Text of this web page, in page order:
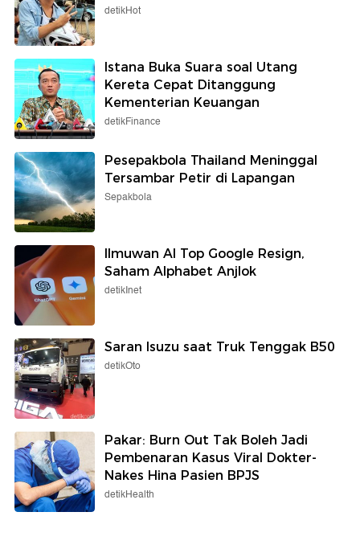
detikHot
Istana Buka Suara soal Utang
Kereta Cepat Ditanggung
Kementerian Keuangan
detikFinance
Pesepakbola Thailand Meninggal
Tersambar Petir di Lapangan
Sepakbola
Ilmuwan AI Top Google Resign,
Saham Alphabet Anjlok
detikInet
Saran Isuzu saat Truk Tenggak B50
detikOto
Pakar: Burn Out Tak Boleh Jadi
Pembenaran Kasus Viral Dokter-
Nakes Hina Pasien BPJS
detikHealth